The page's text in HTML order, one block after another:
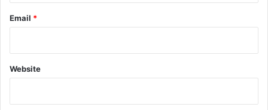
Email *
Website